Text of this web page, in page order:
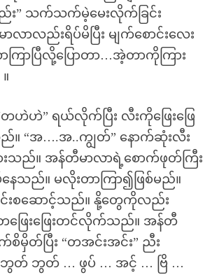
” သက်သက်မဲ့မေးလိုက်ခြင်း
လာလည်းရိပ်မိပြီး မျက်စောင်းလေး
ကြာပြီလို့ပြောတာ…အဲ့တာကိုကြား
ဟဲဟဲ” ရယ်လိုက်ပြီး လီးကိုဖြေးဖြေ
။ “အ….အ..ကျွတ်” နောက်ဆုံးလီး
သည်။ အန်တီမာလာရဲ့စောက်ဖုတ်ကြီး
ေသည်။ မလိုးတာကြာ၍ဖြစ်မည်။
ချင်းစဆောင့်သည်။ နို့တွေကိုလည်း
ြေးဖြေးတင်လိုက်သည်။ အန်တီ
စိမှိတ်ပြီး “တအင်းအင်း” ညီး
တ် ဘွတ် … ဖွပ် … အင့် … ဗြိ …